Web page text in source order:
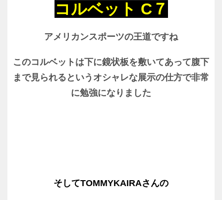
コルベット C７
アメリカンスポーツの王道ですね
このコルベットは下に鏡状板を敷いてあって腹下
まで見られるというオシャレな展示の仕方で非常
に勉強になりました
そしてTOMMYKAIRAさんの